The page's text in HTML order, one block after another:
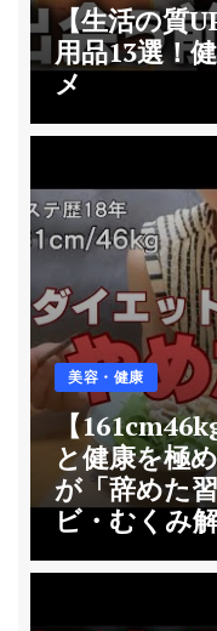
【生活の質
用品13選！
メ
美容・健康
【
と健康を極
が「辞めた
ビ・むくみ